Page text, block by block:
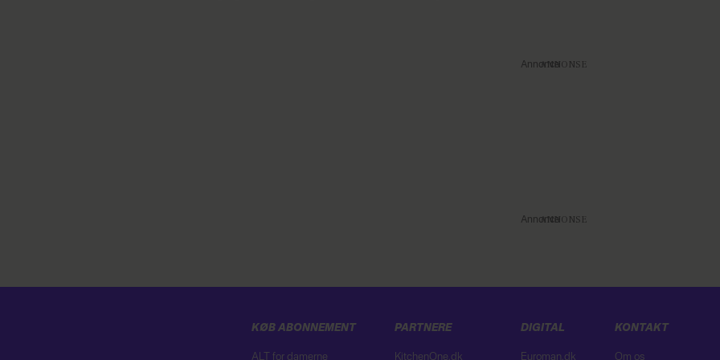
Annonce
Annonce
KØB ABONNEMENT
ALT for damerne
PARTNERE
KitchenOne.dk
DIGITAL
Euroman.dk
KONTAKT
Om os